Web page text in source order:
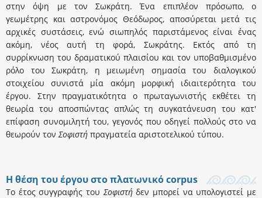
στην όψη με τον Σωκράτη. Ένα επιπλέον πρόσωπο, ο
γεωμέτρης και αστρονόμος Θεόδωρος, αποσύρεται μετά τις
αρχικές συστάσεις, ενώ σιωπηλός παριστάμενος είναι ένας
ακόμη, νέος αυτή τη φορά, Σωκράτης. Εκτός από τη
συρρίκνωση του δραματικού πλαισίου και τον υποβαθμισμένο
ρόλο του Σωκράτη, η μειωμένη σημασία του διαλογικού
στοιχείου συνιστά μία ακόμη μορφική ιδιαιτερότητα του
έργου. Στην πραγματικότητα ο πρωταγωνιστής εκθέτει τη
θεωρία του αποσπώντας απλώς τη συγκατάνευση του κατ'
επίφαση συνομιλητή του, γεγονός που οδηγεί πολλούς στο να
θεωρούν τον Σοφιστή πραγματεία αριστοτελικού τύπου.
Η θέση του έργου στο πλατωνικό corpus
Το έτος συγγραφής του Σοφιστήδεν μπορεί να υπολογιστεί με